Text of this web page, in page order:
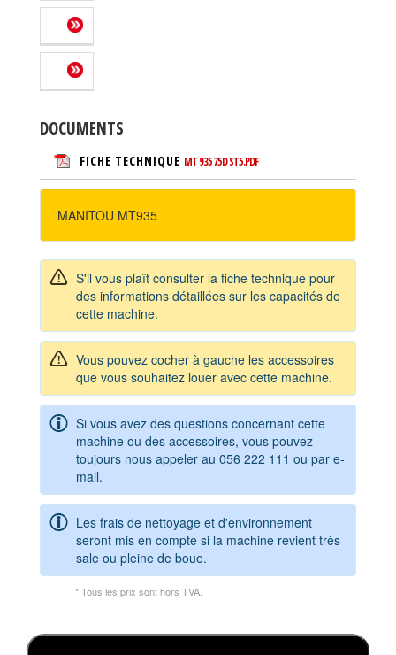
DOCUMENTS
FICHE TECHNIQUE MT 935 75D ST5.PDF
MANITOU MT935
S'il vous plaît consulter la fiche technique pour
des informations détaillées sur les capacités de
cette machine.
Vous pouvez cocher à gauche les accessoires
que vous souhaitez louer avec cette machine.
Si vous avez des questions concernant cette
machine ou des accessoires, vous pouvez
toujours nous appeler au 056 222 111 ou par e-
mail.
Les frais de nettoyage et d'environnement
seront mis en compte si la machine revient très
sale ou pleine de boue.
* Tous les prix sont hors TVA.